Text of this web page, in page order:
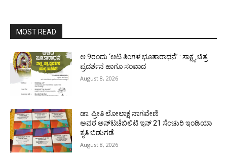
MOST READ
ಆ.9ರಂದು ‘ಆಟಿ ತಿಂಗಳ ಭೂತಾರಾಧನೆ’ : ಸಾಕ್ಷ್ಯ ಚಿತ್ರ
ಪ್ರದರ್ಶನ ಹಾಗೂ ಸಂವಾದ
August 8, 2026
ಡಾ. ಪ್ರೀತಿ ಲೋಲಾಕ್ಷ ನಾಗವೇಣಿ
ಅವರ ಅನ್‌ಟಚೆಬಿಲಿಟಿ ಇನ್ 21 ಸೆಂಚುರಿ ಇಂಡಿಯಾ
ಕೃತಿ ಬಿಡುಗಡೆ
August 8, 2026